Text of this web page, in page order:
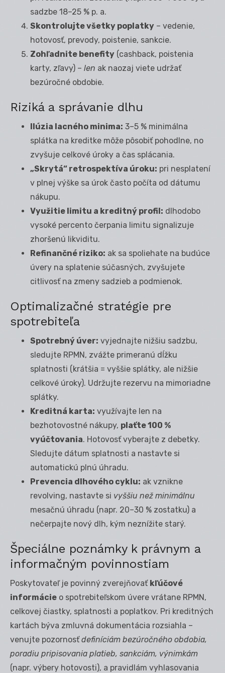
sadzbe 18–25 % p. a.
Skontrolujte všetky poplatky – vedenie,
hotovosť, prevody, poistenie, sankcie.
Zohľadnite benefity (cashback, poistenia
karty, zľavy) – len ak naozaj viete udržať
bezúročné obdobie.
Riziká a správanie dlhu
Ilúzia lacného minima: 3–5 % minimálna
splátka na kreditke môže pôsobiť pohodlne, no
zvyšuje celkové úroky a čas splácania.
„Skrytá“ retrospektíva úroku: pri nesplatení
v plnej výške sa úrok často počíta od dátumu
nákupu.
Využitie limitu a kreditný profil: dlhodobo
vysoké percento čerpania limitu signalizuje
zhoršenú likviditu.
Refinančné riziko: ak sa spoliehate na budúce
úvery na splatenie súčasných, zvyšujete
citlivosť na zmeny sadzieb a podmienok.
Optimalizačné stratégie pre
spotrebiteľa
Spotrebný úver: vyjednajte nižšiu sadzbu,
sledujte RPMN, zvážte primeranú dĺžku
splatnosti (krátšia = vyššie splátky, ale nižšie
celkové úroky). Udržujte rezervu na mimoriadne
splátky.
Kreditná karta: využívajte len na
bezhotovostné nákupy, plaťte 100 %
vyúčtovania. Hotovosť vyberajte z debetky.
Sledujte dátum splatnosti a nastavte si
automatickú plnú úhradu.
Prevencia dlhového cyklu: ak vznikne
revolving, nastavte si vyššiu než minimálnu
mesačnú úhradu (napr. 20–30 % zostatku) a
nečerpajte nový dlh, kým neznížite starý.
Špeciálne poznámky k právnym a
informačným povinnostiam
Poskytovateľ je povinný zverejňovať kľúčové
informácie o spotrebiteľskom úvere vrátane RPMN,
celkovej čiastky, splatnosti a poplatkov. Pri kreditných
kartách býva zmluvná dokumentácia rozsiahla –
venujte pozornosťdefiníciám bezúročného obdobia,
poradiu pripisovania platieb, sankciám, výnimkám
(napr. výbery hotovosti), a pravidlám vyhlasovania